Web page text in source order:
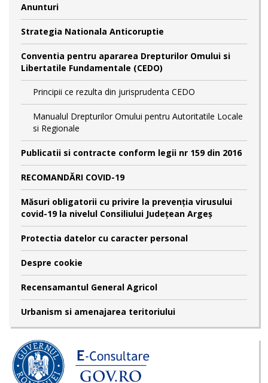
Anunturi
Strategia Nationala Anticoruptie
Conventia pentru apararea Drepturilor Omului si
Libertatile Fundamentale (CEDO)
Principii ce rezulta din jurisprudenta CEDO
Manualul Drepturilor Omului pentru Autoritatile Locale
si Regionale
Publicatii si contracte conform legii nr 159 din 2016
RECOMANDĂRI COVID-19
Măsuri obligatorii cu privire la prevenția virusului
covid-19 la nivelul Consiliului Județean Argeș
Protectia datelor cu caracter personal
Despre cookie
Recensamantul General Agricol
Urbanism si amenajarea teritoriului